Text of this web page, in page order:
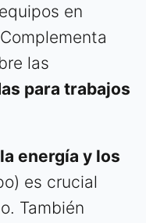
en
las
para trabajos
energía y los
es crucial
También